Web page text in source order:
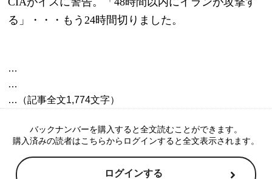
る」・・・もう24時間切りました。
…
…
バックナンバーを購入すると全文読むことができます。
購入済みの読者はこちらからログインすると全文表示されます。
ログインする